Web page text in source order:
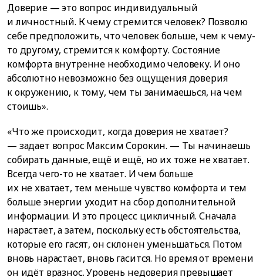
Доверие — это вопрос индивидуальный
и личностный. К чему стремится человек? Позволю
себе предположить, что человек больше, чем к чему-
то другому, стремится к комфорту. Состояние
комфорта внутренне необходимо человеку. И оно
абсолютно невозможно без ощущения доверия
к окружению, к тому, чем ты занимаешься, на чем
стоишь».
«Что же происходит, когда доверия не хватает?
— задает вопрос Максим Сорокин. — Ты начинаешь
собирать данные, ещё и ещё, но их тоже не хватает.
Всегда чего-то не хватает. И чем больше
их не хватает, тем меньше чувство комфорта и тем
больше энергии уходит на сбор дополнительной
информации. И это процесс цикличный. Сначала
нарастает, а затем, поскольку есть обстоятельства,
которые его гасят, он склонен уменьшаться. Потом
вновь нарастает, вновь гасится. Но время от времени
он идёт вразнос. Уровень недоверия превышает